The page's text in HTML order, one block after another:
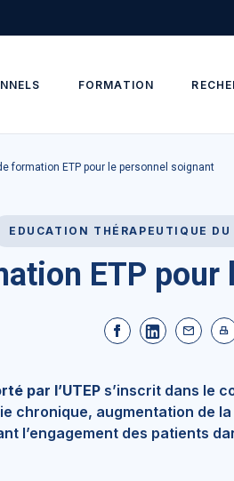
FORMATION
formation ETP pour le personnel soignant
EDUCATION THÉRAPEUTIQUE
ETP pour
par l’UTEPs’inscrit dans le
chronique, augmentation de
l’engagement des patients